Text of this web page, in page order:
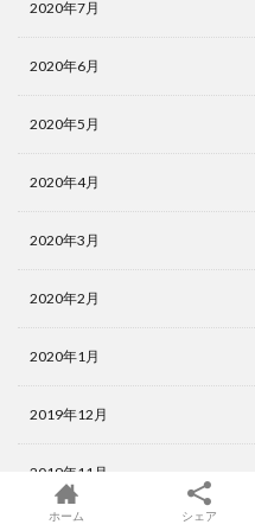
2020年7月
2020年6月
2020年5月
2020年4月
2020年3月
2020年2月
2020年1月
2019年12月
2019年11月
ホーム シェア